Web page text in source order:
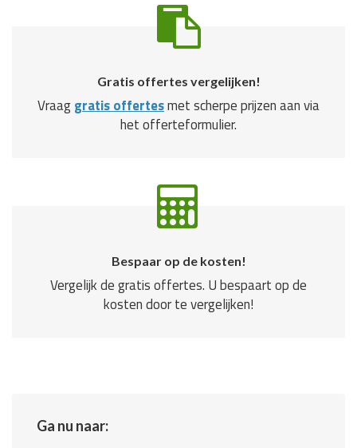
Gratis offertes vergelijken!
Vraaggratis offertesmet scherpe prijzen aan via
het offerteformulier.
Bespaar op de kosten!
Vergelijk de gratis offertes. U bespaart op de
kosten door te vergelijken!
Ga nu naar: